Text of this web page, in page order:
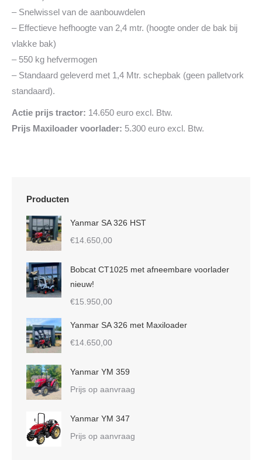
– Snelwissel van de aanbouwdelen
– Effectieve hefhoogte van 2,4 mtr. (hoogte onder de bak bij
vlakke bak)
– 550 kg hefvermogen
– Standaard geleverd met 1,4 Mtr. schepbak (geen palletvork
standaard).
Actie prijs tractor: 14.650 euro excl. Btw.
Prijs Maxiloader voorlader: 5.300 euro excl. Btw.
Producten
Yanmar SA 326 HST
€14.650,00
Bobcat CT1025 met afneembare voorlader
nieuw!
€15.950,00
Yanmar SA 326 met Maxiloader
€14.650,00
Yanmar YM 359
Prijs op aanvraag
Yanmar YM 347
Prijs op aanvraag